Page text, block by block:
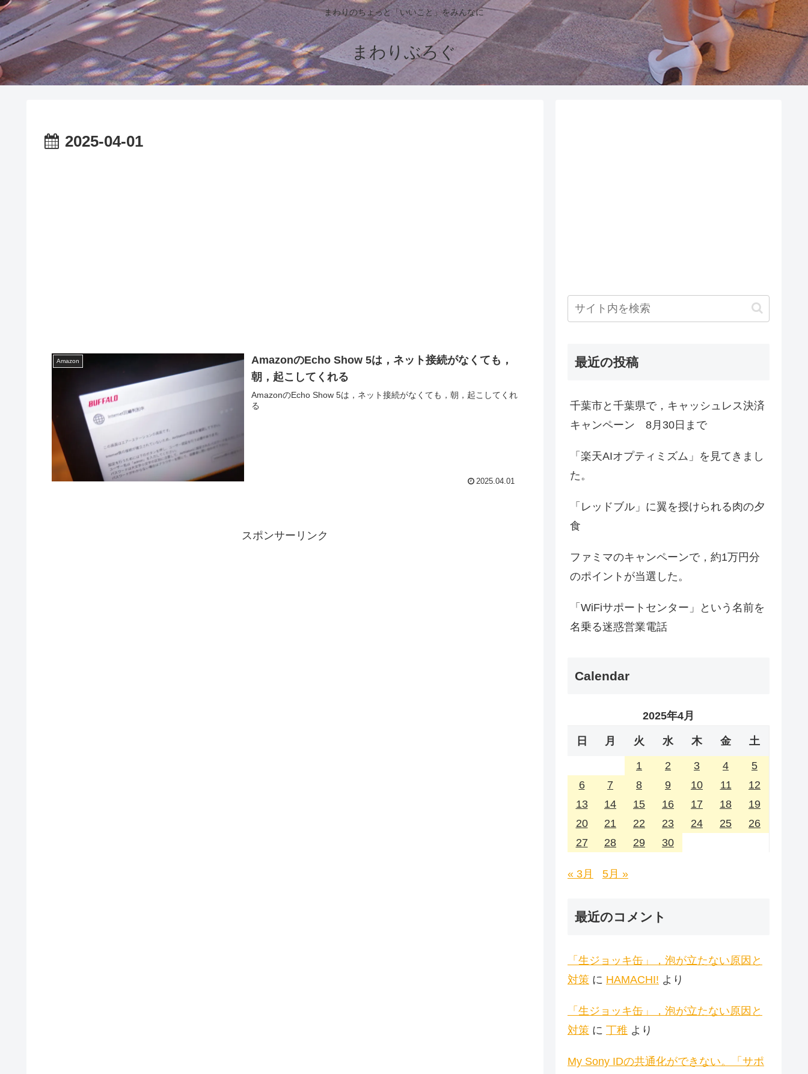
まわりのちょっと「いいこと」をみんなに
まわりぶろぐ
2025-04-01
Amazon
AmazonのEcho Show 5は，ネット接続がなくても，
朝，起こしてくれる
AmazonのEcho Show 5は，ネット接続がなくても，朝，起こしてくれ
る
2025.04.01
スポンサーリンク
最近の投稿
千葉市と千葉県で，キャッシュレス決済
キャンペーン 8月30日まで
「楽天AIオプティミズム」を見てきまし
た。
「レッドブル」に翼を授けられる肉の夕
食
ファミマのキャンペーンで，約1万円分
のポイントが当選した。
「WiFiサポートセンター」という名前を
名乗る迷惑営業電話
Calendar
2025年4月
日 月 火 水 木 金 土
1 2 3 4
5
6
7 8 9 10 11
12
13
14 15 16 17 18
19
20
21 22 23 24 25
26
27
28 29 30
« 3月 5月 »
最近のコメント
「生ジョッキ缶」，泡が立たない原因と
対策 に HAMACHI! より
「生ジョッキ缶」，泡が立たない原因と
対策 に 丁稚 より
My Sony IDの共通化ができない。「サポ